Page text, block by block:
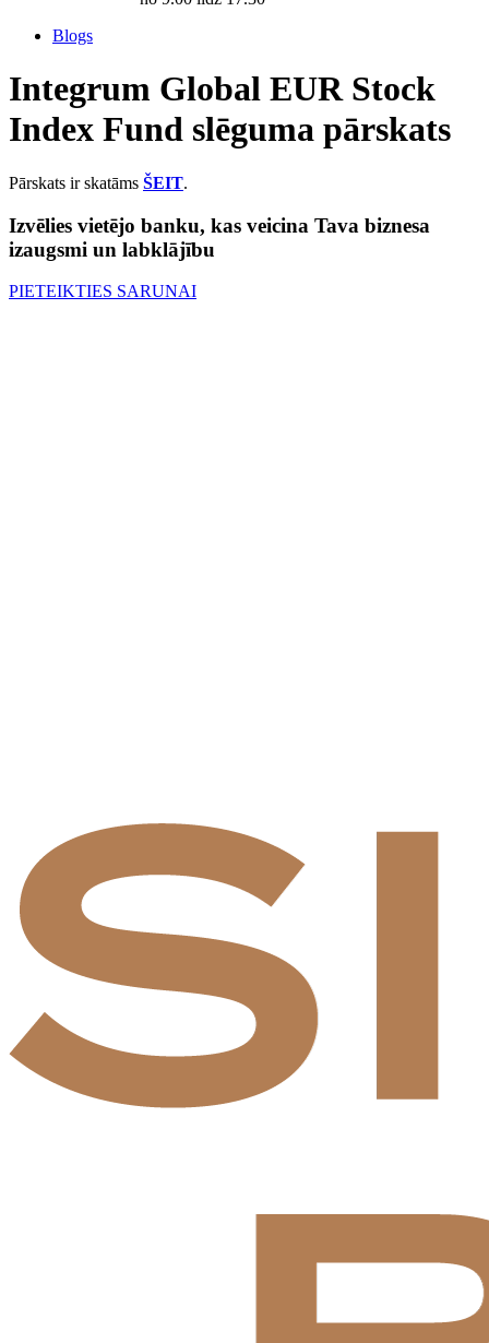
Blogs
Integrum Global EUR Stock
Index Fund slēguma pārskats
Pārskats ir skatāms ŠEIT.
Izvēlies vietējo banku, kas veicina Tava biznesa
izaugsmi un labklājību
PIETEIKTIES SARUNAI